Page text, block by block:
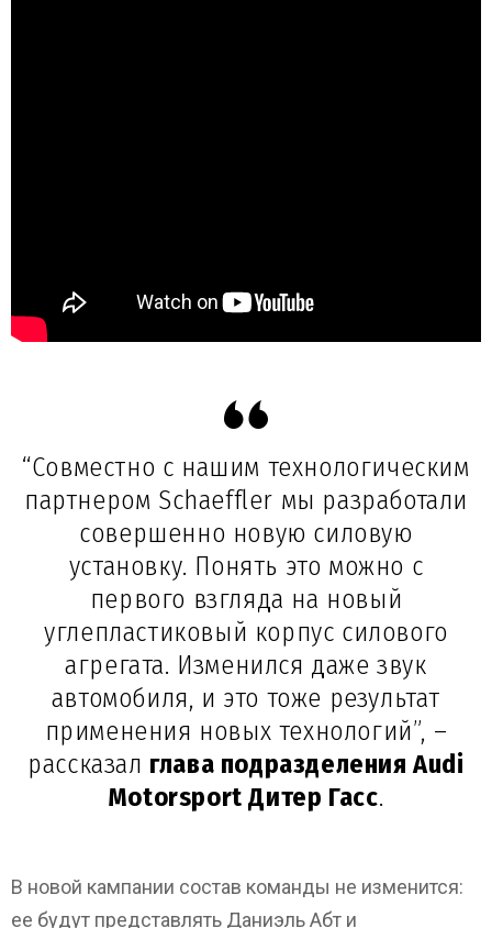
“Совместно с нашим технологическим
партнером Schaeffler мы разработали
совершенно новую силовую
установку. Понять это можно с
первого взгляда на новый
углепластиковый корпус силового
агрегата. Изменился даже звук
автомобиля, и это тоже результат
применения новых технологий”, –
рассказал глава подразделения Audi
Motorsport Дитер Гасс.
В новой кампании состав команды не изменится:
ее будут представлять Даниэль Абт и